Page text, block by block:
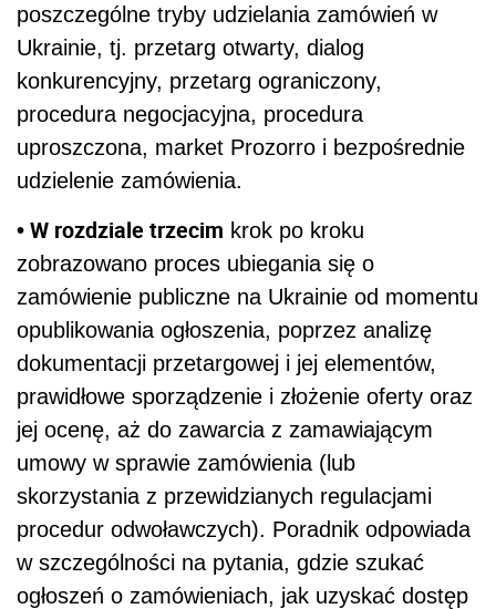
poszczególne tryby udzielania zamówień w
Ukrainie, tj. przetarg otwarty, dialog
konkurencyjny, przetarg ograniczony,
procedura negocjacyjna, procedura
uproszczona, market Prozorro i bezpośrednie
udzielenie zamówienia.
• W rozdziale trzecim krok po kroku
zobrazowano proces ubiegania się o
zamówienie publiczne na Ukrainie od momentu
opublikowania ogłoszenia, poprzez analizę
dokumentacji przetargowej i jej elementów,
prawidłowe sporządzenie i złożenie oferty oraz
jej ocenę, aż do zawarcia z zamawiającym
umowy w sprawie zamówienia (lub
skorzystania z przewidzianych regulacjami
procedur odwoławczych). Poradnik odpowiada
w szczególności na pytania, gdzie szukać
ogłoszeń o zamówieniach, jak uzyskać dostęp